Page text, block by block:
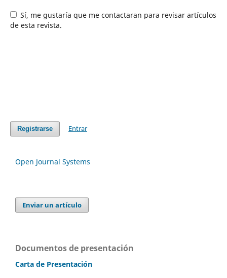
Sí, me gustaría que me contactaran para revisar artículos
de esta revista.
Registrarse Entrar
Open Journal Systems
Enviar un artículo
Documentos de presentación
Carta de Presentación